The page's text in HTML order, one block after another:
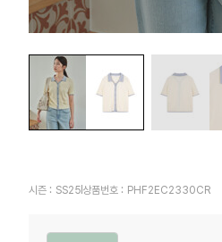
시즌 : SS25 상품번호 : PHF2EC2330CR